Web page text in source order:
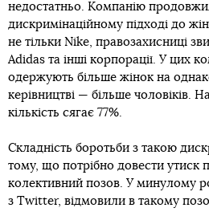
недостатньо. Компанію
дискримінаційному підході до
не тільки Nike, правозахисниці
Adidas та інші корпорації. У цих
одержують більше жінок на
керівництві — більше чоловіків.
кількість сягає 77%.
Складність боротьби з такою
тому, що потрібно довести
колективний позов. У минулому
з Twitter, відмовили в такому